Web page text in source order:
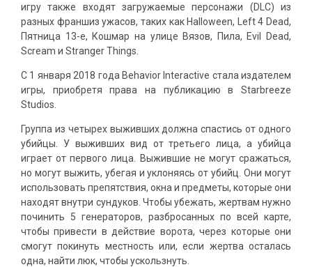
игру также входят загружаемые персонажи (DLC) из
разных франшиз ужасов, таких как Halloween, Left 4 Dead,
Пятница 13-е, Кошмар на улице Вязов, Пила, Evil Dead,
Scream и Stranger Things.
С 1 января 2018 года Behavior Interactive стала издателем
игры, приобретя права на публикацию в Starbreeze
Studios.
Группа из четырех выживших должна спастись от одного
убийцы. У выживших вид от третьего лица, а убийца
играет от первого лица. Выжившие не могут сражаться,
но могут выжить, убегая и уклоняясь от убийц. Они могут
использовать препятствия, окна и предметы, которые они
находят внутри сундуков. Чтобы убежать, жертвам нужно
починить 5 генераторов, разбросанных по всей карте,
чтобы привести в действие ворота, через которые они
смогут покинуть местность или, если жертва осталась
одна, найти люк, чтобы ускользнуть.